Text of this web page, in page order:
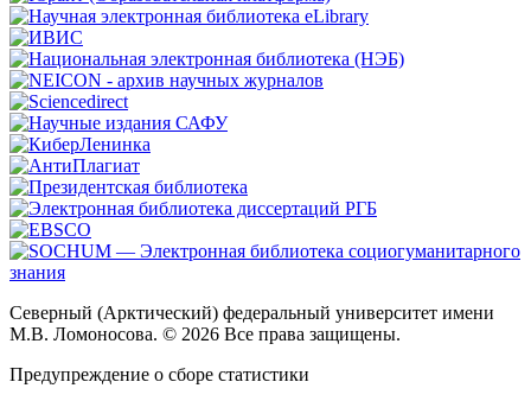
Северный (Арктический) федеральный университет имени
М.В. Ломоносова. © 2026 Все права защищены.
Предупреждение о сборе статистики